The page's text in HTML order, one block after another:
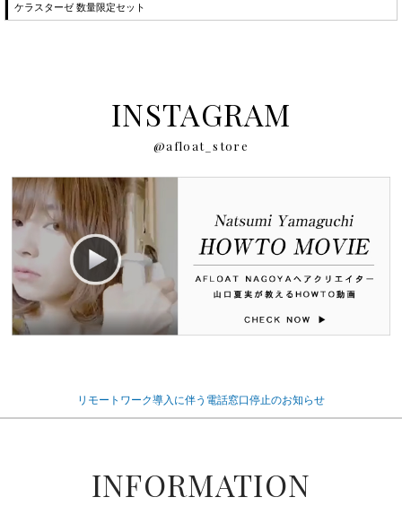
ケラスターゼ 数量限定セット
INSTAGRAM
@afloat_store
リモートワーク導入に伴う電話窓口停止のお知らせ
INFORMATION